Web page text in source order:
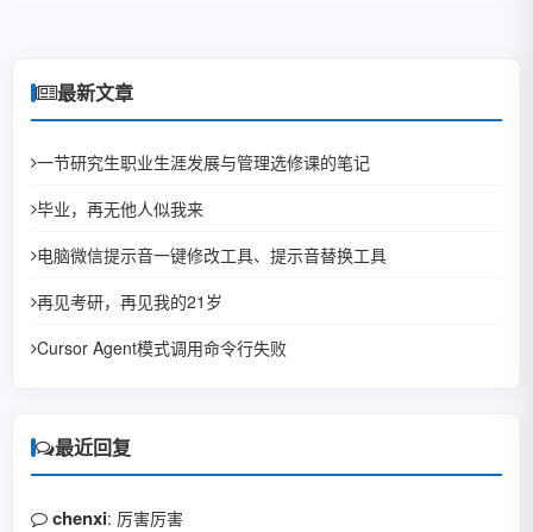
最新文章
一节研究生职业生涯发展与管理选修课的笔记
毕业，再无他人似我来
电脑微信提示音一键修改工具、提示音替换工具
再见考研，再见我的21岁
Cursor Agent模式调用命令行失败
最近回复
chenxi: 厉害厉害